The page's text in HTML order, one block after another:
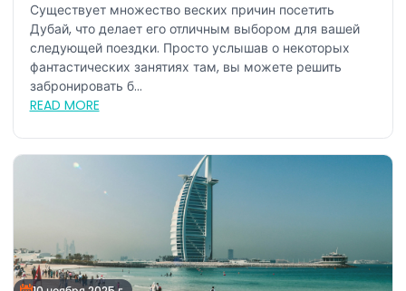
Существует множество веских причин посетить
Дубай, что делает его отличным выбором для вашей
следующей поездки. Просто услышав о некоторых
фантастических занятиях там, вы можете решить
забронировать б...
READ MORE